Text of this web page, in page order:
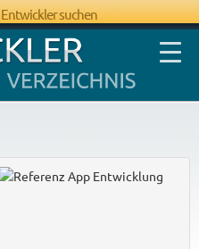
Entwickler suchen